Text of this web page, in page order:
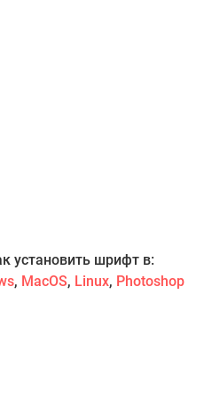
установить шрифт в:
, MacOS, Linux, Photoshop